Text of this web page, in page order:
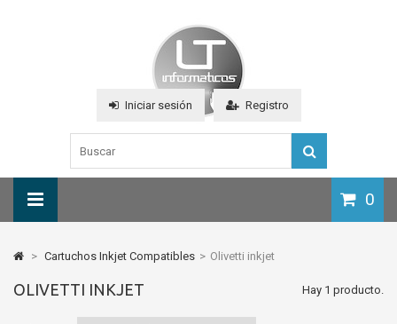
Iniciar sesión Registro
0
> Cartuchos Inkjet Compatibles > Olivetti inkjet
OLIVETTI INKJET Hay 1 producto.